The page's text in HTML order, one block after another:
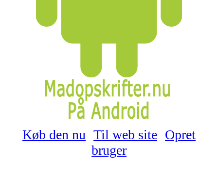
Køb den nu Til web site Opret
bruger